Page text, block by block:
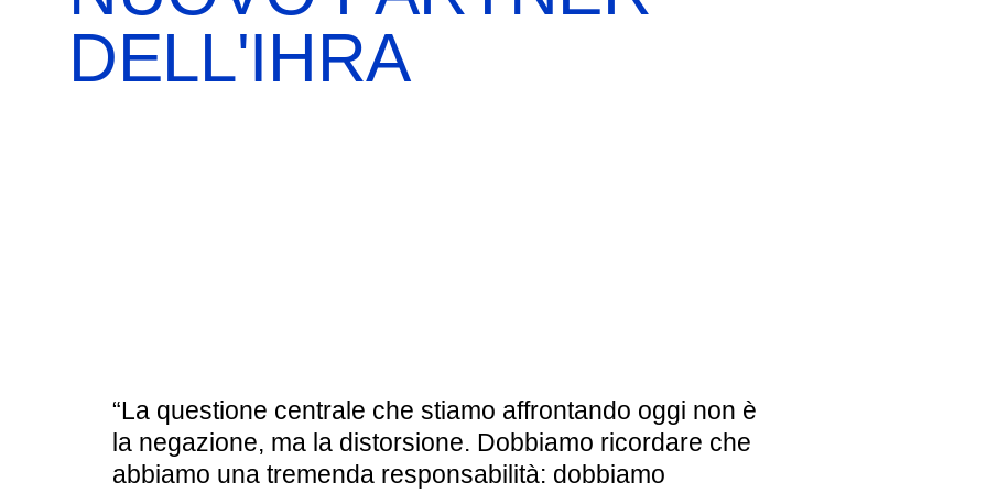
BOOKSHOP
AULA DIDATTICA
VISITE GUIDATE
PASSATI
RICERCA
IL CICLO DELLA VITA
#ITALIAEBRAICA
DELL'IHRA
“La questione centrale che stiamo affrontando oggi non è
la negazione, ma la distorsione. Dobbiamo ricordare che
abbiamo una tremenda responsabilità: dobbiamo